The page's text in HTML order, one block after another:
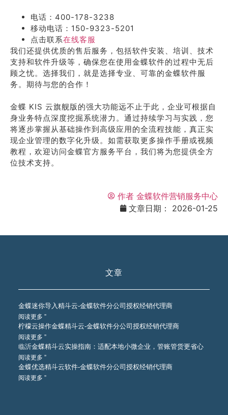
电话：400-178-3238
移动电话：150-9323-5201
点击联系在线客服
我们还提供优质的售后服务，包括软件安装、培训、技术
支持和软件升级等，确保您在使用金蝶软件的过程中无后
顾之忧。选择我们，就是选择专业、可靠的金蝶软件服
务。期待与您的合作！
金蝶 KIS 云旗舰版的强大功能远不止于此，企业可根据自
身业务特点深度挖掘系统潜力。通过持续学习与实践，您
将逐步掌握从基础操作到高级应用的全流程技能，真正实
现企业管理的数字化升级。如需获取更多操作手册或视频
教程，欢迎访问金蝶官方服务平台，我们将为您提供全方
位技术支持。
作者 金蝶软件营销服务中心
文章日期：
2026-01-25
文章
金蝶迷你导入精斗云-金蝶软件分公司授权经销代理商
阅读更多 ”
柠檬云操作金蝶精斗云-金蝶软件分公司授权经销代理商
阅读更多 ”
临沂金蝶精斗云实操指南：适配本地小微企业，管账管货更省心
阅读更多 ”
金蝶优选精斗云软件-金蝶软件分公司授权经销代理商
阅读更多 ”